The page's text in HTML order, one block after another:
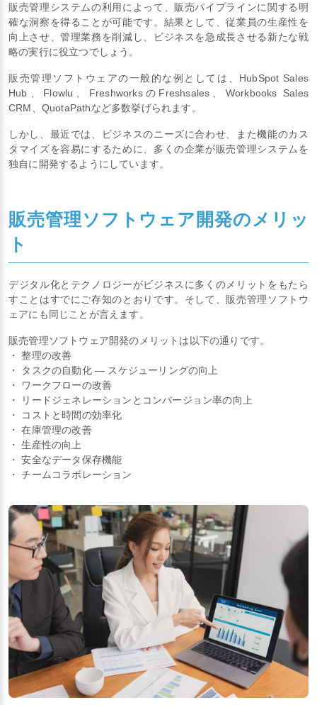
販売管理システムの利用によって、販売パイプラインに関する明
確な洞察を得ることが可能です。結果として、従業員の生産性を
向上させ、管理業務を削減し、ビジネスを急成長させる新たな戦
略の実行に役立つでしょう。
販売管理ソフトウェアの一般的な例としては、HubSpot Sales
Hub、Flowlu、FreshworksのFreshsales、Workbooks Sales
CRM、QuotaPathなど多数挙げられます。
しかし、最近では、ビジネスのニーズに合わせ、また機能のカス
タマイズを容易にするために、多くの企業が販売管理システムを
独自に開発するようにしています。
販売管理ソフトウェア開発のメリッ
ト
デジタル化とテクノロジーがビジネスに多くのメリットをもたら
すことはすでにご存知のとおりです。そして、販売管理ソフトウ
ェアにも同じことが言えます。
販売管理ソフトウェア開発のメリットは以下の通りです。
・ 整理の改善
・ タスクの自動化 ― スケジューリングの向上
・ ワークフローの改善
・ リードジェネレーションとコンバージョン率の向上
・ コストと時間の効率化
・ 在庫管理の改善
・ 生産性の向上
・ 安全なデータ保存機能
・ チームコラボレーション